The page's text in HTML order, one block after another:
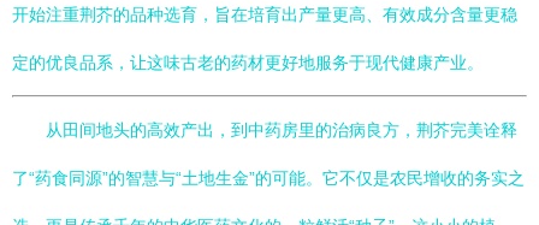
开始注重荆芥的品种选育，旨在培育出产量更高、有效成分含量更稳
定的优良品系，让这味古老的药材更好地服务于现代健康产业。
从田间地头的高效产出，到中药房里的治病良方，荆芥完美诠释
了“药食同源”的智慧与“土地生金”的可能。它不仅是农民增收的务实之